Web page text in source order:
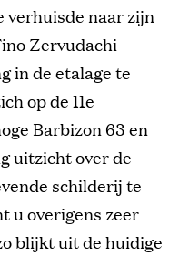
verhuisde naar zijn
Zervudachi
in de etalage te
op de 11e
Barbizon 63 en
uitzicht over de
schilderij te
u overigens zeer
blijkt uit de huidige